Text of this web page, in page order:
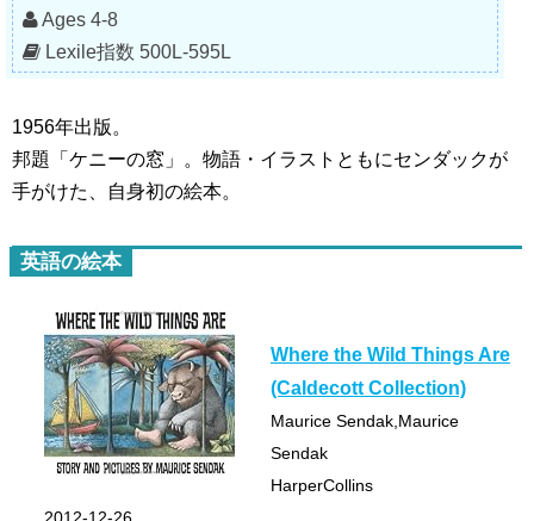
Ages 4-8
Lexile指数 500L-595L
1956年出版。
邦題「ケニーの窓」。物語・イラストともにセンダックが
手がけた、自身初の絵本。
英語の絵本
Where the Wild Things Are
(Caldecott Collection)
Maurice Sendak,Maurice
Sendak
HarperCollins
2012-12-26